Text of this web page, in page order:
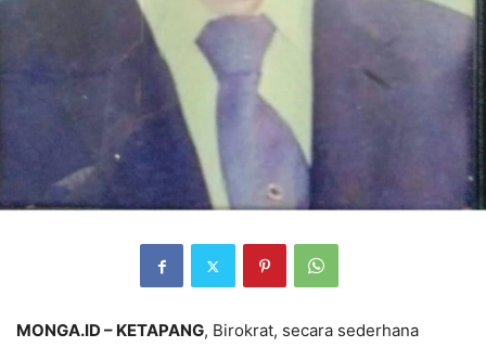
MONGA.ID – KETAPANG, Birokrat, secara sederhana